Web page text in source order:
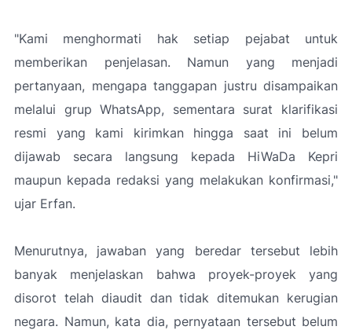
"Kami menghormati hak setiap pejabat untuk
memberikan penjelasan. Namun yang menjadi
pertanyaan, mengapa tanggapan justru disampaikan
melalui grup WhatsApp, sementara surat klarifikasi
resmi yang kami kirimkan hingga saat ini belum
dijawab secara langsung kepada HiWaDa Kepri
maupun kepada redaksi yang melakukan konfirmasi,"
ujar Erfan.
Menurutnya, jawaban yang beredar tersebut lebih
banyak menjelaskan bahwa proyek-proyek yang
disorot telah diaudit dan tidak ditemukan kerugian
negara. Namun, kata dia, pernyataan tersebut belum